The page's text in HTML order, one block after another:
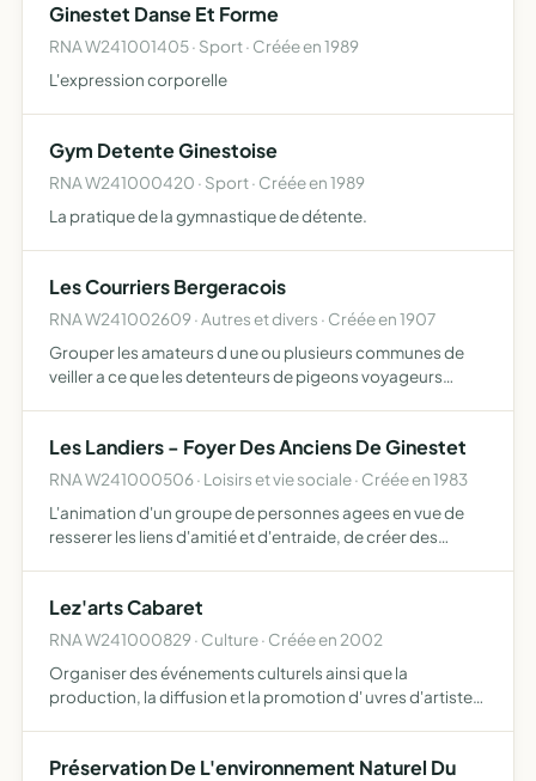
Ginestet Danse Et Forme
RNA W241001405 · Sport · Créée en 1989
L'expression corporelle
Gym Detente Ginestoise
RNA W241000420 · Sport · Créée en 1989
La pratique de la gymnastique de détente.
Les Courriers Bergeracois
RNA W241002609 · Autres et divers · Créée en 1907
Grouper les amateurs d une ou plusieurs communes de
veiller a ce que les detenteurs de pigeons voyageurs
federation…
Les Landiers - Foyer Des Anciens De Ginestet
RNA W241000506 · Loisirs et vie sociale · Créée en 1983
L'animation d'un groupe de personnes agees en vue de
resserer les liens d'amitié et d'entraide, de créer des
Lez'arts Cabaret
RNA W241000829 · Culture · Créée en 2002
Organiser des événements culturels ainsi que la
production, la diffusion et la promotion d' uvres d'artistes
Préservation De L'environnement Naturel Du